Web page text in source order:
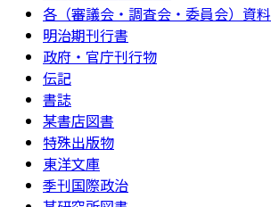
各（審議会・調査会・委員会）資料
明治期刊行書
政府・官庁刊行物
伝記
書誌
某書店図書
特殊出版物
東洋文庫
季刊国際政治